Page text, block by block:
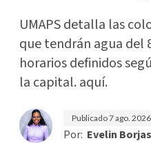
UMAPS detalla las
que tendrán agua del
horarios definidos
la capital. aquí.
Publicado7 ago. 2026
Por: Evelin Borjas